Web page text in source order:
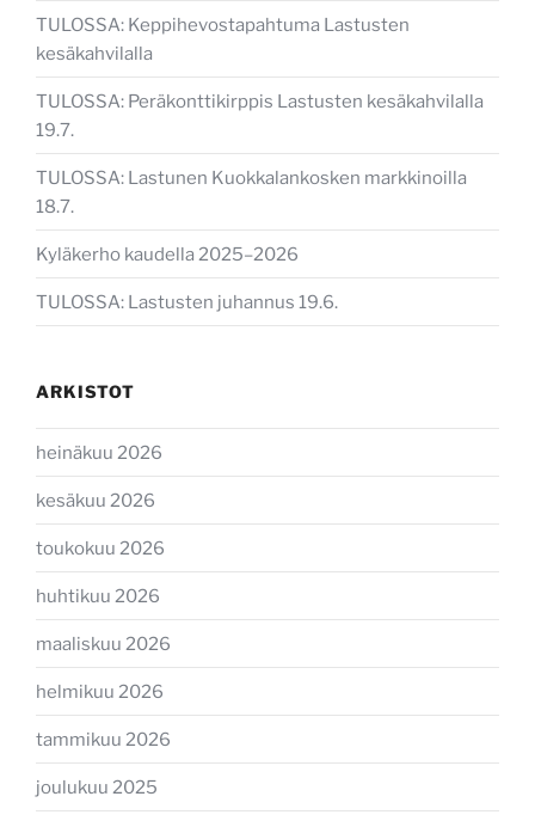
TULOSSA: Keppihevostapahtuma Lastusten
kesäkahvilalla
TULOSSA: Peräkonttikirppis Lastusten kesäkahvilalla
19.7.
TULOSSA: Lastunen Kuokkalankosken markkinoilla
18.7.
Kyläkerho kaudella 2025–2026
TULOSSA: Lastusten juhannus 19.6.
ARKISTOT
heinäkuu 2026
kesäkuu 2026
toukokuu 2026
huhtikuu 2026
maaliskuu 2026
helmikuu 2026
tammikuu 2026
joulukuu 2025